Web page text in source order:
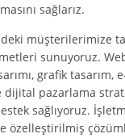
sağlarız.
müşterilerimize
sunuyoruz.
grafik tasarım,
dijital pazarlama
sağlıyoruz.
özelleştirilmiş